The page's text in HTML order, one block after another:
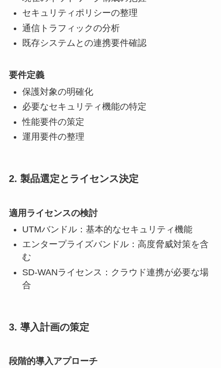
セキュリティポリシーの整理
通信トラフィックの分析
既存システムとの連携要件確認
要件定義
保護対象の明確化
必要なセキュリティ機能の特定
性能要件の策定
運用要件の整理
2. 製品選定とライセンス決定
適用ライセンスの検討
UTMバンドル：基本的なセキュリティ機能
エンタープライズバンドル：高度脅威対策を含
む
SD-WANライセンス：クラウド連携が必要な場
合
3. 導入計画の策定
段階的導入アプローチ